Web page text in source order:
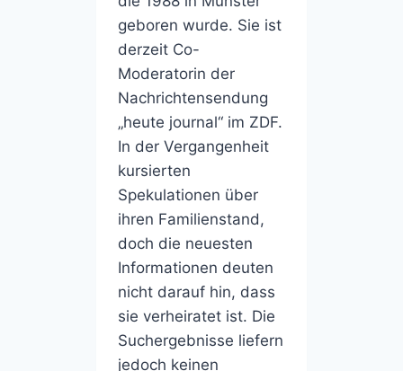
geboren wurde. Sie ist
derzeit Co-
Moderatorin der
Nachrichtensendung
„heute journal“ im ZDF.
In der Vergangenheit
kursierten
Spekulationen über
ihren Familienstand,
doch die neuesten
Informationen deuten
nicht darauf hin, dass
sie verheiratet ist. Die
Suchergebnisse liefern
jedoch keinen